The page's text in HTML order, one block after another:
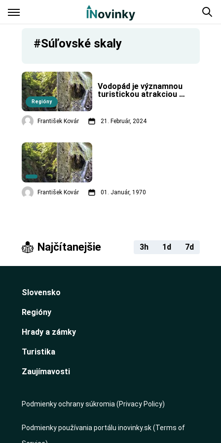
#Súľovské skaly
Regióny
Vodopád je významnou
turistickou atrakciou
František Kovár 21. Február, 2024
František Kovár 01. Január, 1970
Najčítanejšie 3h 1d 7d
Slovensko
Regióny
Hrady a zámky
Turistika
Zaujímavosti
Podmienky ochrany súkromia (Privacy Policy)
Podmienky používania portálu inovinky.sk (Terms of